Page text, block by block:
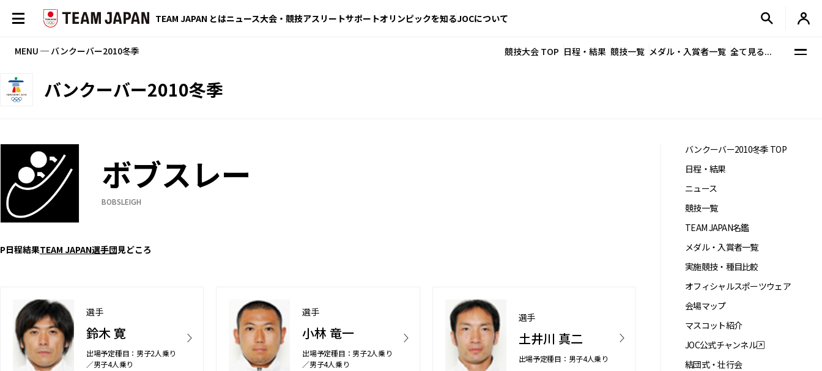
TEAM JAPAN とはニュース大会・競技アスリートサポートオリンピックを知るJOCについて
MENU ─ バンクーバー2010冬季 競技大会 TOP 日程・結果 競技一覧 メダル・入賞者一覧 全て見る...
バンクーバー2010冬季
ボブスレー
BOBSLEIGH
日程結果TEAM JAPAN選手団見どころ
選手
鈴木 寛
出場予定種目：男子2人乗り
／男子4人乗り
選手
小林 竜一
出場予定種目：男子2人乗り
／男子4人乗り
選手
土井川 真二
出場予定種目：男子4人乗り
バンクーバー2010冬季 TOP
日程・結果
ニュース
競技一覧
TEAM JAPAN名鑑
メダル・入賞者一覧
実施競技・種目比較
オフィシャルスポーツウェア
会場マップ
マスコット紹介
JOC公式チャンネル
結団式・壮行会